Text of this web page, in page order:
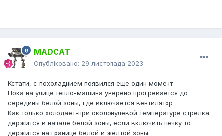
MADCAT
Опубліковано: 29 листопада 2023
Кстати, с похоладнием появился еще один момент
Пока на улице тепло-машина уверено прогревается до
середины белой зоны, где включается вентилятор
Как только холодает-при околонулевой температуре стрелка
держится в начале белой зоны, если включить печку то
держится на границе белой и желтой зоны.